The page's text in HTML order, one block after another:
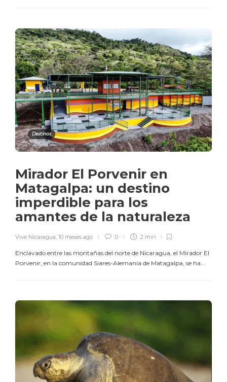
Destinos
Mirador El Porvenir en
Matagalpa: un destino
imperdible para los
amantes de la naturaleza
Vive Nicaragua 10 meses ago 0 2 min
Enclavado entre las montañas del norte de Nicaragua, el Mirador El
Porvenir, en la comunidad Siares-Alemania de Matagalpa, se ha...